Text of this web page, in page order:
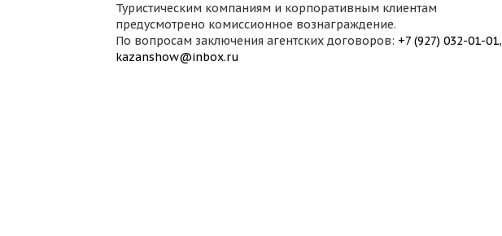
Туристическим компаниям и корпоративным клиентам
предусмотрено комиссионное вознаграждение.
По вопросам заключения агентских договоров: +7 (927) 032-01-01,
kazanshow@inbox.ru